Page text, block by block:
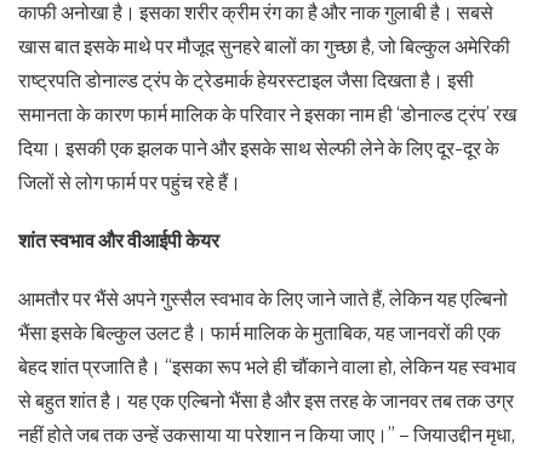
काफी अनोखा है। इसका शरीर क्रीम रंग का है और नाक गुलाबी है। सबसे
खास बात इसके माथे पर मौजूद सुनहरे बालों का गुच्छा है, जो बिल्कुल अमेरिकी
राष्ट्रपति डोनाल्ड ट्रंप के ट्रेडमार्क हेयरस्टाइल जैसा दिखता है। इसी
समानता के कारण फार्म मालिक के परिवार ने इसका नाम ही ‘डोनाल्ड ट्रंप’ रख
दिया। इसकी एक झलक पाने और इसके साथ सेल्फी लेने के लिए दूर-दूर के
जिलों से लोग फार्म पर पहुंच रहे हैं।
शांत स्वभाव और वीआईपी केयर
आमतौर पर भैंसे अपने गुस्सैल स्वभाव के लिए जाने जाते हैं, लेकिन यह एल्बिनो
भैंसा इसके बिल्कुल उलट है। फार्म मालिक के मुताबिक, यह जानवरों की एक
बेहद शांत प्रजाति है। “इसका रूप भले ही चौंकाने वाला हो, लेकिन यह स्वभाव
से बहुत शांत है। यह एक एल्बिनो भैंसा है और इस तरह के जानवर तब तक उग्र
नहीं होते जब तक उन्हें उकसाया या परेशान न किया जाए।” – जियाउद्दीन मृधा,